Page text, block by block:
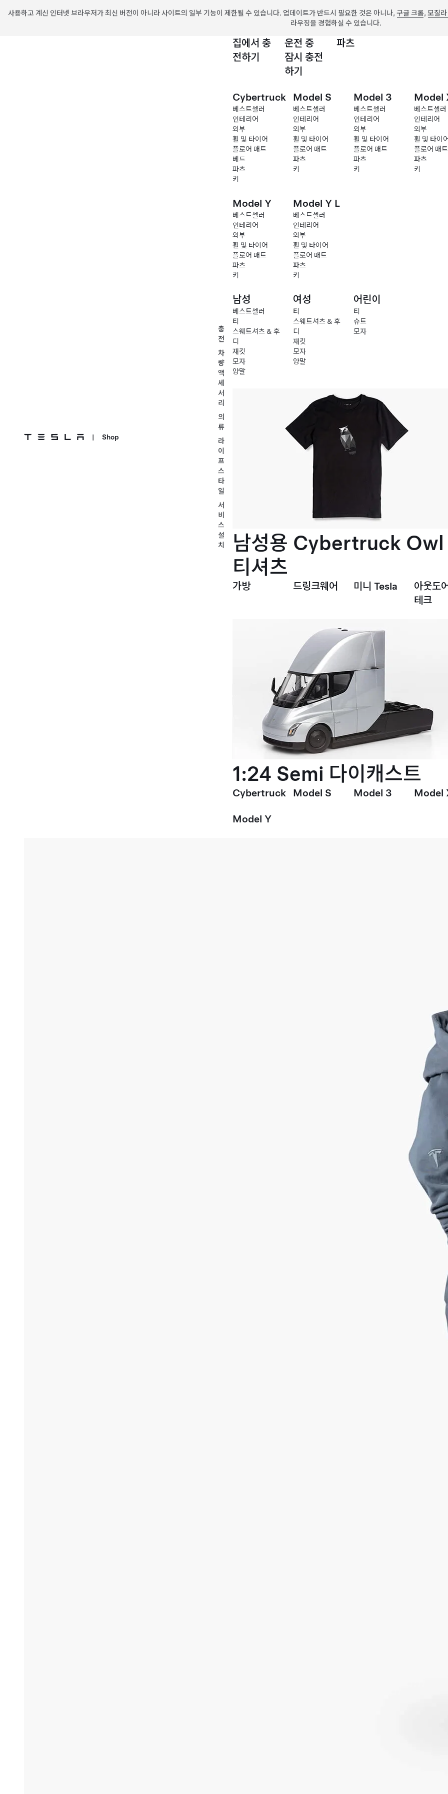
사용하고 계신 인터넷 브라우저가 최신 버전이 아니라 사이트의 일부 기능이 제한될 수 있습니다. 업데이트가 반드시 필요한 것은 아니나, 구글 크롬, 모질
라우징을 경험하실 수 있습니다.
| Shop
충
전
차
량
액
세
서
리
의
류
라
이
프
스
타
일
서
비
스
설
치
집에서 충
전하기
운전 중
잠시 충전
하기
파츠
Cybertruck
베스트셀러
인테리어
외부
휠 및 타이어
플로어 매트
베드
파츠
키
Model S
베스트셀러
인테리어
외부
휠 및 타이어
플로어 매트
파츠
키
Model 3
베스트셀러
인테리어
외부
휠 및 타이어
플로어 매트
파츠
키
Model
베스트셀러
인테리어
외부
휠 및 타이
플로어 매트
파츠
키
Model Y
베스트셀러
인테리어
외부
휠 및 타이어
플로어 매트
파츠
키
Model Y L
베스트셀러
인테리어
외부
휠 및 타이어
플로어 매트
파츠
키
남성
베스트셀러
티
스웨트셔츠 & 후
디
재킷
모자
양말
여성
티
스웨트셔츠 & 후
디
재킷
모자
양말
어린이
티
슈트
모자
남성용 Cybertruck Owl
티셔츠
가방 드링크웨어 미니 Tesla
아웃도
테크
1:24 Semi 다이캐스트
Cybertruck Model S Model 3 Model
Model Y